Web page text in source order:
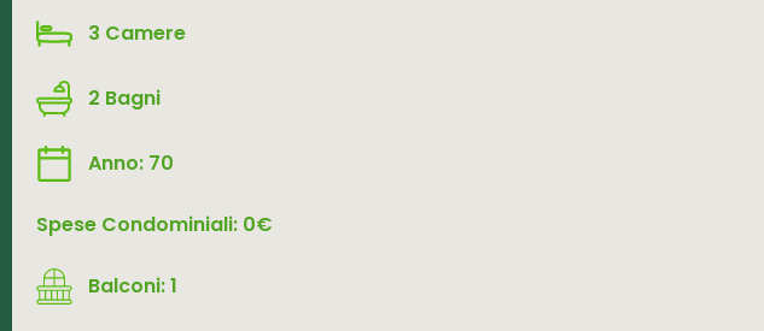
3 Camere
2 Bagni
Anno: 70
Spese Condominiali: 0€
Balconi: 1